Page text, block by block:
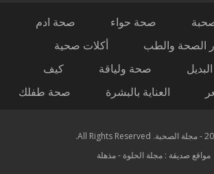
صحة حواء
صحة ادم
الصحة والطب
أكلات صحية
صحة ولياقة
كيف
العناية بالبشرة صحة طفلك
مواقع صديقة : مجلة الحلوة -مذهلة